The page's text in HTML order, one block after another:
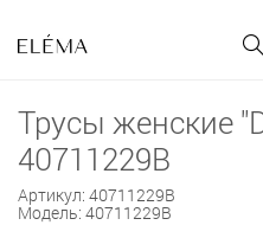
Трусы женские
40711229B
Артикул: 40711229B
Модель: 40711229B